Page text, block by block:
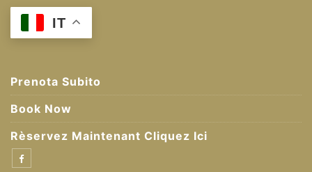
Skip
IT
Prenota Subito
Book Now
Rèservez Maintenant Cliquez Ici